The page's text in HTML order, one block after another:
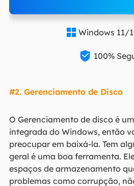
 Windows 11/
 100%
#2. Gerenciamento de Disco
O Gerenciamento de disco é
integrada do Windows, então
preocupar em baixá-la. Tem
geral é uma boa ferramenta.
espaços de armazenamento
problemas como corrupção,